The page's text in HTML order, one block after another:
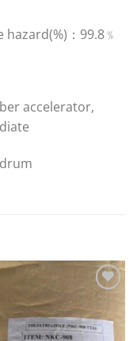
：99.8﹪
accelerator,
Add to